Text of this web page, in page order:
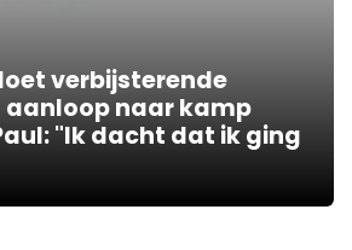
verbijsterende
naar kamp
"Ik dacht dat ik ging